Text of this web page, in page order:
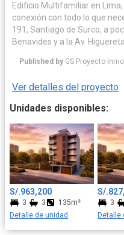
Edificio Multifamiliar en Lima, Perú Disfrute de la
conexión con todo lo que
191, Santiago de Surco, a
Benavides y a la Av.
tranquilidad con la
una extensión natural de su
perfecta para construir los
con la ciudad a sus pies y la
cerca.
Published by GS Proyecto
Ver detalles del proyecto
Unidades disponibles:
S/.963,200
3 3
135m²
Detalle de unidad
S/
3
Detalle